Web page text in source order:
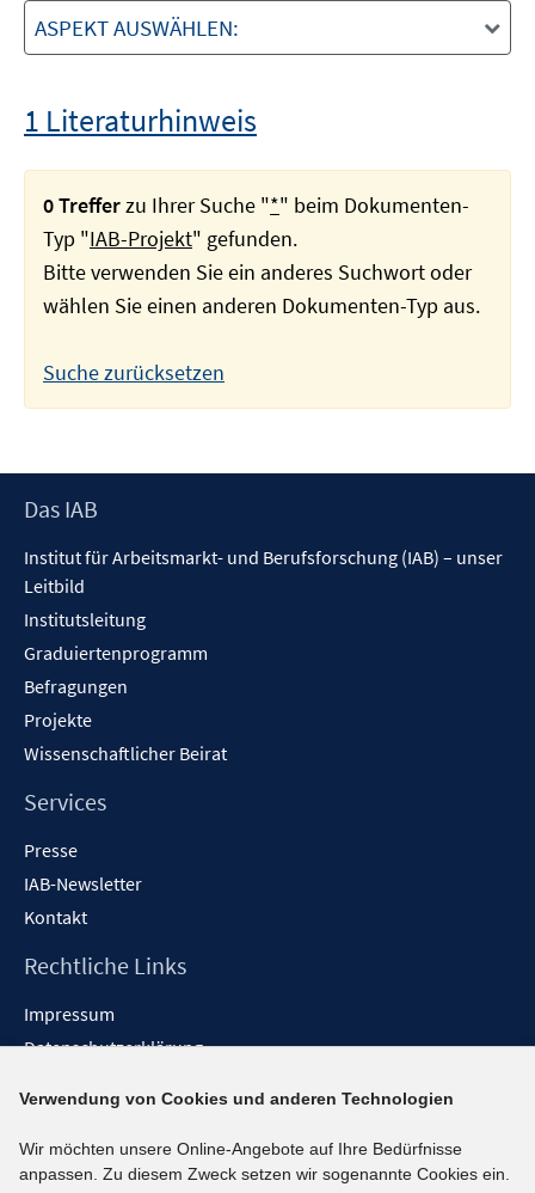
ASPEKT AUSWÄHLEN:
1 Literaturhinweis
0 Trefferzu Ihrer Suche "*" beim Dokumenten-
Typ "IAB-Projekt" gefunden.
Bitte verwenden Sie ein anderes Suchwort oder
wählen Sie einen anderen Dokumenten-Typ aus.
Suche zurücksetzen
Footer
Das IAB
Institut für Arbeitsmarkt- und Berufsforschung (IAB) – unser
Leitbild
Institutsleitung
Graduiertenprogramm
Befragungen
Projekte
Wissenschaftlicher Beirat
Services
Presse
IAB-Newsletter
Kontakt
Rechtliche Links
Impressum
Datenschutzerklärung
Barrieren melden
Social-Media-Kanäle
Verwendung von Cookies und anderen Technologien
Wir möchten unsere Online-Angebote auf Ihre Bedürfnisse
anpassen. Zu diesem Zweck setzen wir sogenannte Cookies ein.